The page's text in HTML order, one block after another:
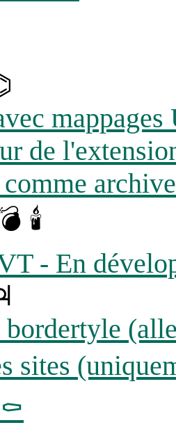
de
🕯
- En
bordertyle
sites
⚰